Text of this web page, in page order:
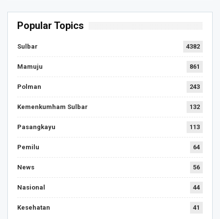
Popular Topics
Sulbar 4382
Mamuju 861
Polman 243
Kemenkumham Sulbar 132
Pasangkayu 113
Pemilu 64
News 56
Nasional 44
Kesehatan 41